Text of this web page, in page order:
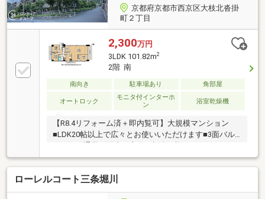
京都府京都市西京区大枝北沓掛
町２丁目
2,300万円
3LDK 101.82m2
2階 南
南向き 駐車場あり 角部屋
オートロック
モニタ付インターホ
ン
浴室乾燥機
【R8.4リフォーム済＋即内覧可】大規模マンション
■LDK20帖以上で広々とお使いいただけます■3面バル
コンビニなど商業施設が近くにあります
ローレルコート三条堀川